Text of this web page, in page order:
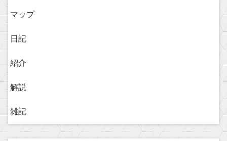
マップ
日記
紹介
解説
雑記